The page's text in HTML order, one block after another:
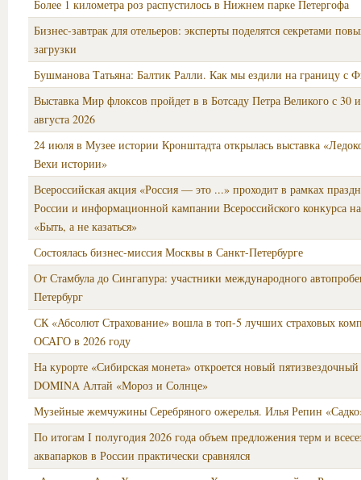
Более 1 километра роз распустилось в Нижнем парке Петергофа
Бизнес-завтрак для отельеров: эксперты поделятся секретами
загрузки
Бушманова Татьяна: Балтик Ралли. Как мы ездили на границу с
Выставка Мир флоксов пройдет в в Ботсаду Петра Великого с 30
августа 2026
24 июля в Музее истории Кронштадта открылась выставка
Вехи истории»
Всероссийская акция «Россия — это ...» проходит в рамках
России и информационной кампании Всероссийского конкурса
«Быть, а не казаться»
Состоялась бизнес-миссия Москвы в Санкт-Петербурге
От Стамбула до Сингапура: участники международного
Петербург
СК «Абсолют Страхование» вошла в топ-5 лучших страховых
ОСАГО в 2026 году
На курорте «Сибирская монета» откроется новый пятизвездочный
DOMINA Алтай «Мороз и Солнце»
Музейные жемчужины Серебряного ожерелья. Илья Репин
По итогам I полугодия 2026 года объем предложения терм и
аквапарков в России практически сравнялся